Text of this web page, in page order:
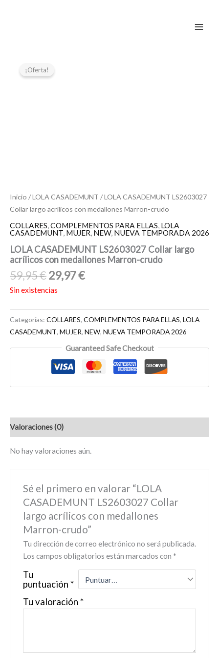
¡Oferta!
Inicio /LOLA CASADEMUNT / LOLA CASADEMUNT LS2603027
Collar largo acrílicos con medallones Marron-crudo
COLLARES,COMPLEMENTOS PARA ELLAS, LOLA
CASADEMUNT, MUJER, NEW, NUEVA TEMPORADA 2026
LOLA CASADEMUNT LS2603027 Collar largo
acrílicos con medallones Marron-crudo
59,95€29,97€
Sin existencias
Categorías: COLLARES, COMPLEMENTOS PARA ELLAS, LOLA
CASADEMUNT, MUJER, NEW, NUEVA TEMPORADA 2026
Guaranteed Safe Checkout
Valoraciones (0)
No hay valoraciones aún.
Sé el primero en valorar “LOLA
CASADEMUNT LS2603027 Collar
largo acrílicos con medallones
Marron-crudo”
Tu dirección de correo electrónico no será publicada.
Los campos obligatorios están marcados con *
Tu
puntuación *
Tu valoración *